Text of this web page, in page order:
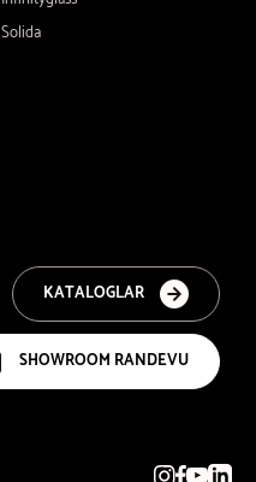
Solida
KATALOGLAR
SHOWROOM RANDEVU